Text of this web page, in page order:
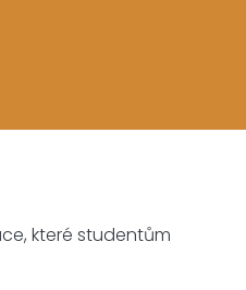
které studentům